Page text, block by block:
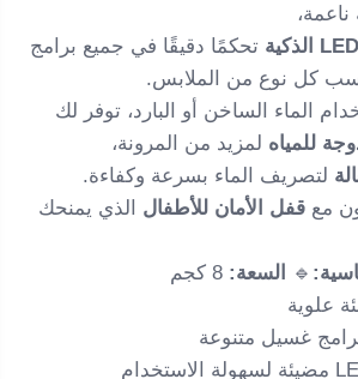
تحكمًا دقيقًا في جميع برامج
كل نوع من الملابس.
الماء الساخن أو البارد، توفر لك
للمياه لمزيد من المرونة،
لتصريف الماء بسرعة وكفاءة.
مع قفل الأمان للأطفال الذي يمنحك
🔹 السعة:
علوية